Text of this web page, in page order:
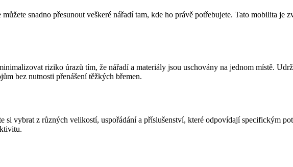
snadno přesunout veškeré nářadí tam, kde ho právě potřebujete. Tato mobilita je
riziko úrazů tím, že nářadí a materiály jsou uschovány na jednom místě.
bez nutnosti přenášení těžkých břemen.
vybrat z různých velikostí, uspořádání a příslušenství, které odpovídají specifickým